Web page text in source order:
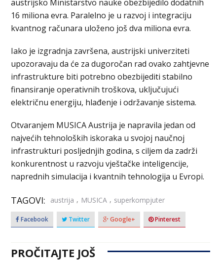
austrijsko Ministarstvo nauke obezbijedilo dodatnih
16 miliona evra. Paralelno je u razvoj i integraciju
kvantnog računara uloženo još dva miliona evra.
Iako je izgradnja završena, austrijski univerziteti
upozoravaju da će za dugoročan rad ovako zahtjevne
infrastrukture biti potrebno obezbijediti stabilno
finansiranje operativnih troškova, uključujući
električnu energiju, hlađenje i održavanje sistema.
Otvaranjem MUSICA Austrija je napravila jedan od
najvećih tehnoloških iskoraka u svojoj naučnoj
infrastrukturi posljednjih godina, s ciljem da zadrži
konkurentnost u razvoju vještačke inteligencije,
naprednih simulacija i kvantnih tehnologija u Evropi.
TAGOVI: austrija , MUSICA , superkompjuter
Facebook Twitter Google+ Pinterest
PROČITAJTE JOŠ